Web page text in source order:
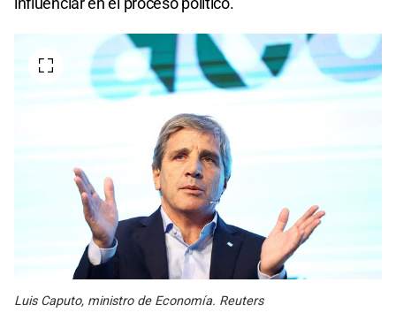
Luis Caputo, ministro de Economía. Reuters